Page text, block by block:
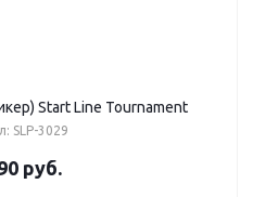
Start Line Tournament
SLP-3029
руб.